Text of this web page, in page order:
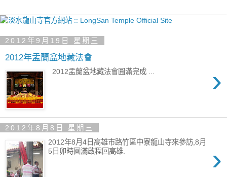
2012年9月19日 星期三
2012年盂蘭盆地藏法會
›
2012盂蘭盆地藏法會圓滿完成 ...
2012年8月8日 星期三
›
2012年8月4日高雄市路竹區中寮龍山寺來參訪,8月
5日卯時圓滿啟程回高雄.